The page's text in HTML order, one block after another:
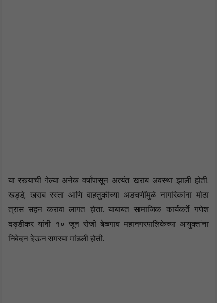
या रस्त्याची गेल्या अनेक वर्षांपासून अत्यंत खराब अवस्था झाली होती.
खड्डे, खराब रस्ता आणि वाहतुकीच्या अडचणींमुळे नागरिकांना मोठा
त्रास सहन करावा लागत होता. याबाबत सामाजिक कार्यकर्ते गणेश
दड्डीकर यांनी १० जून रोजी बेळगाव महानगरपालिकेच्या आयुक्तांना
निवेदन देऊन समस्या मांडली होती.